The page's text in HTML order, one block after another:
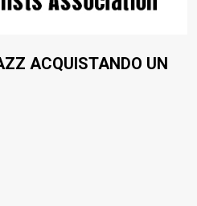
ACQUISTANDO UN